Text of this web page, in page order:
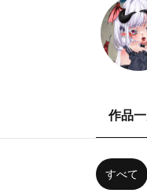
作品
すべて